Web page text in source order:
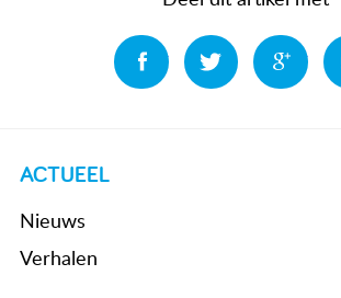
ACTUEEL
Nieuws
Verhalen
Deel Deel Deel